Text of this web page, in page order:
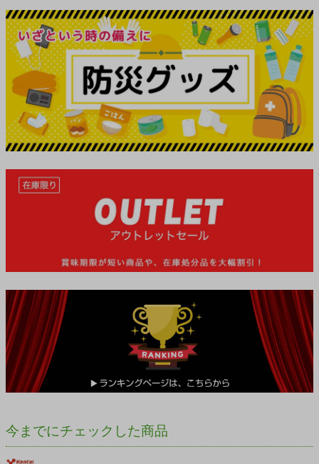
今までにチェックした商品